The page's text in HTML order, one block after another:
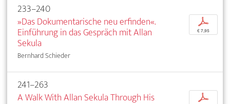
233–240
»Das Dokumentarische neu erfinden«.
Einführung in das Gespräch mit Allan
Sekula
Bernhard Schieder
p
€ 7,95
241–263
A Walk With Allan Sekula Through His
p